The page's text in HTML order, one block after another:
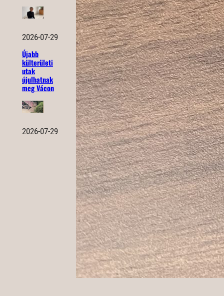
2026-07-29
Újabb
külterületi
utak
újulhatnak
meg Vácon
2026-07-29